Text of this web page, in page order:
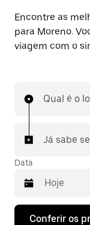
Encontre as
para Moreno.
viagem com o
Qual é o
Já sabe
Data
Pressione
Conferir os